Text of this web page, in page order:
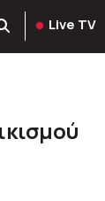
Live TV